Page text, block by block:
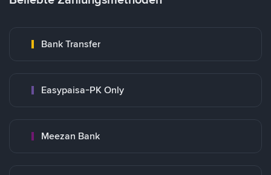
Bank Transfer
Easypaisa-PK Only
Meezan Bank